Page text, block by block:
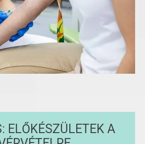
ELŐKÉSZÜLETEK A